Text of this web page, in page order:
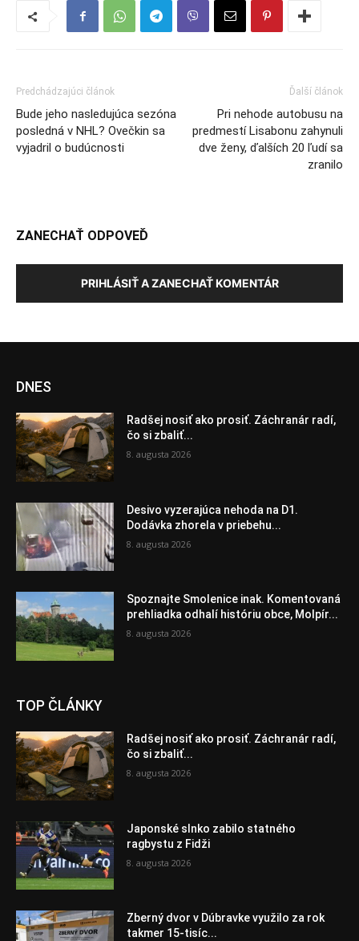
Predchádzajúci článok
Bude jeho nasledujúca sezóna
posledná v NHL? Ovečkin sa
vyjadril o budúcnosti
Ďalší článok
Pri nehode autobusu na
predmestí Lisabonu zahynuli
dve ženy, ďalších 20 ľudí sa
zranilo
ZANECHAŤ ODPOVEĎ
PRIHLÁSIŤ A ZANECHAŤ KOMENTÁR
DNES
Radšej nosiť ako prosiť. Záchranár radí,
čo si zbaliť...
8. augusta 2026
Desivo vyzerajúca nehoda na D1.
Dodávka zhorela v priebehu...
8. augusta 2026
Spoznajte Smolenice inak. Komentovaná
prehliadka odhalí históriu obce, Molpír...
8. augusta 2026
TOP ČLÁNKY
Radšej nosiť ako prosiť. Záchranár radí,
čo si zbaliť...
8. augusta 2026
Japonské slnko zabilo statného
ragbystu z Fidži
8. augusta 2026
Zberný dvor v Dúbravke využilo za rok
takmer 15-tisíc...